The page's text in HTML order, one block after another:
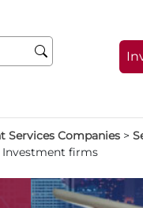
Services Companies >
Investment firms